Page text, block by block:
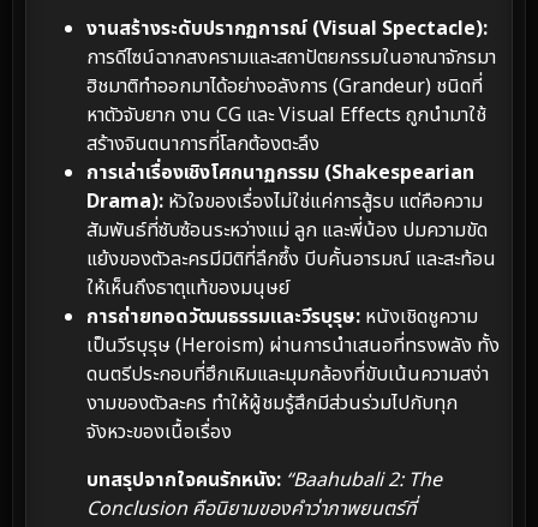
งานสร้างระดับปรากฏการณ์ (Visual Spectacle):
การดีไซน์ฉากสงครามและสถาปัตยกรรมในอาณาจักรมา
ฮิชมาติทำออกมาได้อย่างอลังการ (Grandeur) ชนิดที่
หาตัวจับยาก งาน CG และ Visual Effects ถูกนำมาใช้
สร้างจินตนาการที่โลกต้องตะลึง
การเล่าเรื่องเชิงโศกนาฏกรรม (Shakespearian
Drama): หัวใจของเรื่องไม่ใช่แค่การสู้รบ แต่คือความ
สัมพันธ์ที่ซับซ้อนระหว่างแม่ ลูก และพี่น้อง ปมความขัด
แย้งของตัวละครมีมิติที่ลึกซึ้ง บีบคั้นอารมณ์ และสะท้อน
ให้เห็นถึงธาตุแท้ของมนุษย์
การถ่ายทอดวัฒนธรรมและวีรบุรุษ: หนังเชิดชูความ
เป็นวีรบุรุษ (Heroism) ผ่านการนำเสนอที่ทรงพลัง ทั้ง
ดนตรีประกอบที่ฮึกเหิมและมุมกล้องที่ขับเน้นความสง่า
งามของตัวละคร ทำให้ผู้ชมรู้สึกมีส่วนร่วมไปกับทุก
จังหวะของเนื้อเรื่อง
บทสรุปจากใจคนรักหนัง: “Baahubali 2: The
Conclusion คือนิยามของคำว่าภาพยนตร์ที่